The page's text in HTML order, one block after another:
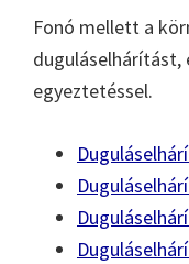
Fonó mellett a
egyeztetéssel.